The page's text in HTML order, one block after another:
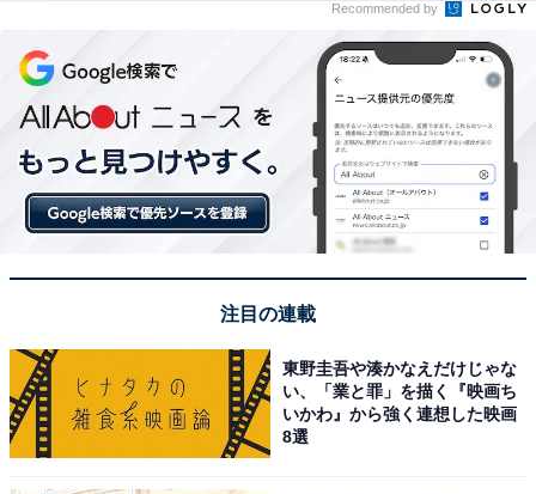
Recommended by
注目の連載
東野圭吾や湊かなえだけじゃな
い、「業と罪」を描く『映画ち
いかわ』から強く連想した映画
8選